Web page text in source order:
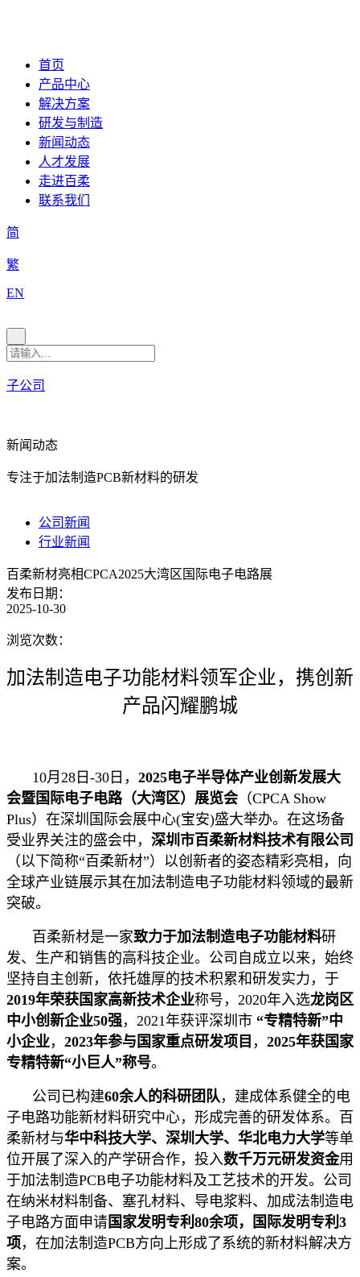
首页
产品中心
解决方案
研发与制造
新闻动态
人才发展
走进百柔
联系我们
简
繁
EN
子公司
新闻动态
专注于加法制造PCB新材料的研发
公司新闻
行业新闻
百柔新材亮相CPCA2025大湾区国际电子电路展
发布日期：
2025-10-30
浏览次数：
加法制造电子功能材料领军企业，携创新
产品闪耀鹏城
10月28日-30日， 2025电子半导体产业创新发展大
会暨国际电子电路（大湾区）展览会 （CPCA Show
Plus）在深圳国际会展中心(宝安)盛大举办。在这场备
受业界关注的盛会中， 深圳市百柔新材料技术有限公司
（以下简称“百柔新材”）以创新者的姿态精彩亮相，向
全球产业链展示其在加法制造电子功能材料领域的最新
突破。
百柔新材是一家致力于加法制造电子功能材料研
发、生产和销售的高科技企业。公司自成立以来，始终
坚持自主创新，依托雄厚的技术积累和研发实力，于
2019年荣获国家高新技术企业称号 ，2020年入选龙岗区
中小创新企业50强 ，2021年获评深圳市 “专精特新”中
小企业， 2023年参与国家重点研发项目 ， 2025年获国家
专精特新“小巨人”称号。
公司已构建60余人的科研团队 ，建成体系健全的电
子电路功能新材料研究中心，形成完善的研发体系。百
柔新材与华中科技大学、深圳大学、华北电力大学等单
位开展了深入的产学研合作，投入数千万元研发资金用
于加法制造PCB电子功能材料及工艺技术的开发。公司
在纳米材料制备、塞孔材料、导电浆料、加成法制造电
子电路方面申请国家发明专利80余项，国际发明专利3
项，在加法制造PCB方向上形成了系统的新材料解决方
案。